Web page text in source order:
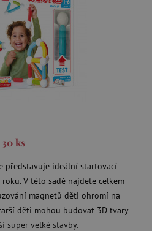
ks
představuje ideální startovací
V této sadě najdete celkem
magnetů děti ohromí na
děti mohou budovat 3D tvary
super velké stavby.